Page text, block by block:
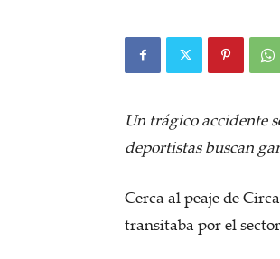
Un trágico accidente
deportistas buscan
Cerca al peaje de
transitaba por el